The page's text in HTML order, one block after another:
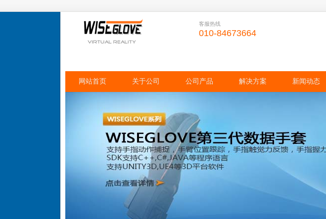
客服热线
010-84673664
网站首页 关于公司 公司产品 解决方案 新闻动态